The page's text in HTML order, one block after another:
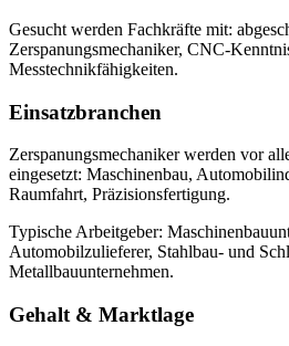
Gesucht werden Fachkräfte mit:
Zerspanungsmechaniker, CNC-
Messtechnikfähigkeiten.
Einsatzbranchen
Zerspanungsmechanikerwerden vor
eingesetzt: Maschinenbau,
Raumfahrt, Präzisionsfertigung.
Typische Arbeitgeber:
Automobilzulieferer, Stahlbau- und
Metallbauunternehmen.
Gehalt & Marktlage